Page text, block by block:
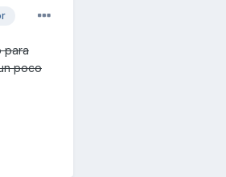
para
poco